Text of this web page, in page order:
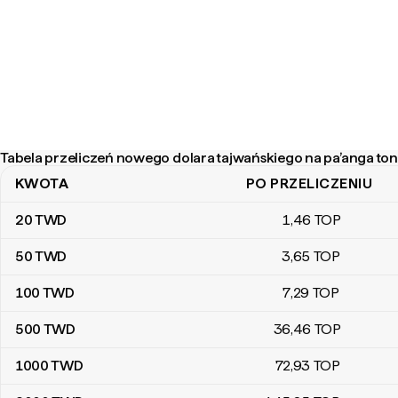
Tabela przeliczeń nowego dolara tajwańskiego na pa’anga
Tabela przeliczeń nowego dolara tajwańskiego na pa’anga
KWOTA PO PRZELICZENIU
20TWD 1,46 TOP
50TWD 3,65 TOP
100 TWD 7,29 TOP
500 TWD 36,46 TOP
1000TWD 72,93 TOP